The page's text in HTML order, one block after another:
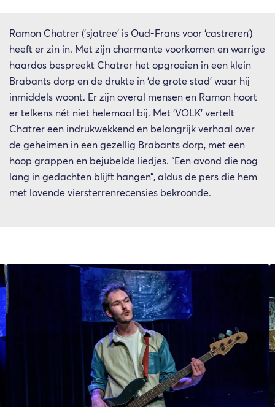
Ramon Chatrer (’sjatree’ is Oud-Frans voor ‘castreren’)
heeft er zin in. Met zijn charmante voorkomen en warrige
haardos bespreekt Chatrer het opgroeien in een klein
Brabants dorp en de drukte in ‘de grote stad’ waar hij
inmiddels woont. Er zijn overal mensen en Ramon hoort
er telkens nét niet helemaal bij. Met ‘VOLK’ vertelt
Chatrer een indrukwekkend en belangrijk verhaal over
de geheimen in een gezellig Brabants dorp, met een
hoop grappen en bejubelde liedjes. “Een avond die nog
lang in gedachten blijft hangen”, aldus de pers die hem
met lovende viersterrenrecensies bekroonde.
Overslaan